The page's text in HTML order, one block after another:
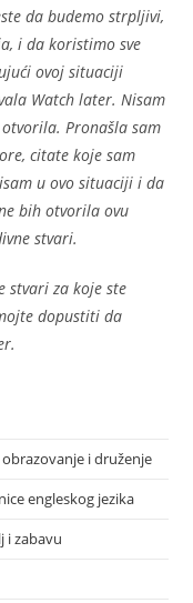
da budemo strpljivi,
i da koristimo sve
ovoj situaciji
Watch later. Nisam
Pronašla sam
citate koje sam
u ovo situaciji i da
bih otvorila ovu
stvari.
stvari za koje ste
dopustiti da
i druženje
engleskog jezika
i zabavu